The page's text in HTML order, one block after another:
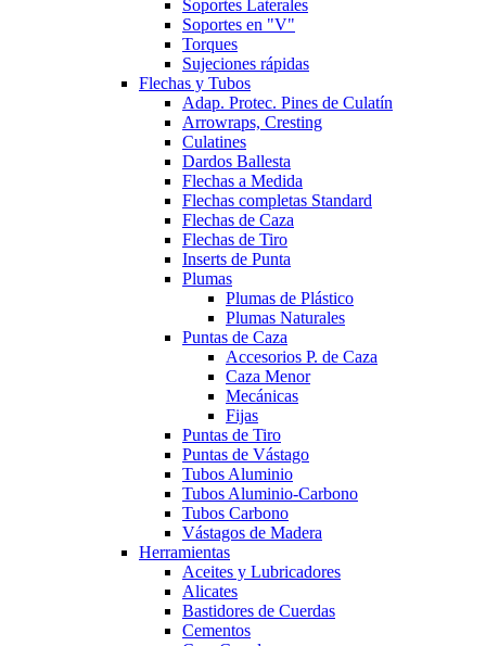
Soportes Laterales
Soportes en "V"
Torques
Sujeciones rápidas
Flechas y Tubos
Adap. Protec. Pines de Culatín
Arrowraps, Cresting
Culatines
Dardos Ballesta
Flechas a Medida
Flechas completas Standard
Flechas de Caza
Flechas de Tiro
Inserts de Punta
Plumas
Plumas de Plástico
Plumas Naturales
Puntas de Caza
Accesorios P. de Caza
Caza Menor
Mecánicas
Fijas
Puntas de Tiro
Puntas de Vástago
Tubos Aluminio
Tubos Aluminio-Carbono
Tubos Carbono
Vástagos de Madera
Herramientas
Aceites y Lubricadores
Alicates
Bastidores de Cuerdas
Cementos